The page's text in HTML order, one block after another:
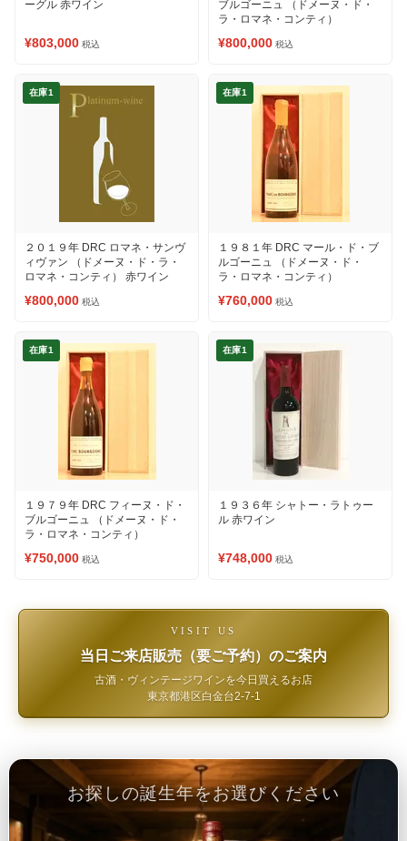
ーグル 赤ワイン
¥803,000 税込
ブルゴーニュ （ドメーヌ・ド・
ラ・ロマネ・コンティ）
¥800,000 税込
在庫1
２０１９年 DRC ロマネ・サンヴ
ィヴァン （ドメーヌ・ド・ラ・
ロマネ・コンティ） 赤ワイン
¥800,000 税込
在庫1
１９８１年 DRC マール・ド・ブ
ルゴーニュ （ドメーヌ・ド・
ラ・ロマネ・コンティ）
¥760,000 税込
在庫1
１９７９年 DRC フィーヌ・ド・
ブルゴーニュ （ドメーヌ・ド・
ラ・ロマネ・コンティ）
¥750,000 税込
在庫1
１９３６年 シャトー・ラトゥー
ル 赤ワイン
¥748,000 税込
VISIT US
当日ご来店販売（要ご予約）のご案内
古酒・ヴィンテージワインを今日買えるお店
東京都港区白金台2-7-1
お探しの誕生年をお選びください